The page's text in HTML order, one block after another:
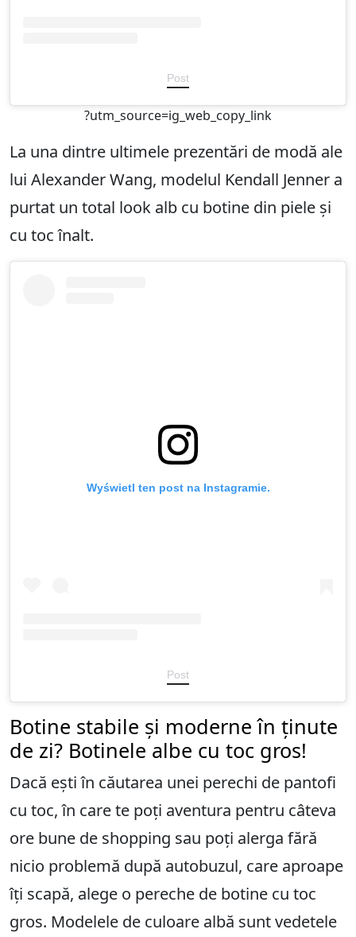
Post
?utm_source=ig_web_copy_link
La una dintre ultimele prezentări de modă ale
lui Alexander Wang, modelul Kendall Jenner a
purtat un total look alb cu botine din piele și
cu toc înalt.
Wyświetl ten post na Instagramie.
Post
Botine stabile și moderne în ținute
de zi? Botinele albe cu toc gros!
Dacă ești în căutarea unei perechi de pantofi
cu toc, în care te poți aventura pentru câteva
ore bune de shopping sau poți alerga fără
nicio problemă după autobuzul, care aproape
îți scapă, alege o pereche de botine cu toc
gros. Modelele de culoare albă sunt vedetele